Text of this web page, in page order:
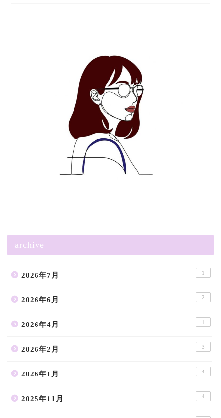
archive
2026年7月 1
2026年6月 2
2026年4月 1
2026年2月 3
2026年1月 4
2025年11月 4